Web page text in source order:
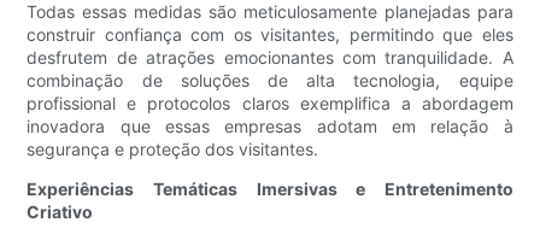
Todas essas medidas são meticulosamente planejadas para
construir confiança com os visitantes, permitindo que eles
desfrutem de atrações emocionantes com tranquilidade. A
combinação de soluções de alta tecnologia, equipe
profissional e protocolos claros exemplifica a abordagem
inovadora que essas empresas adotam em relação à
segurança e proteção dos visitantes.
Experiências Temáticas Imersivas e Entretenimento
Criativo